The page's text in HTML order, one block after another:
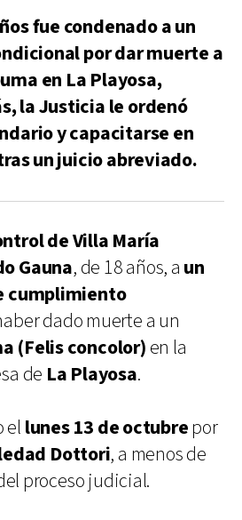
fue condenado a un
por dar muerte a
en La Playosa,
la Justicia le ordenó
y capacitarse en
un juicio abreviado.
de Villa María
Gauna, de 18 años, a un
cumplimiento
dado muerte a un
(Felis concolor) en la
de La Playosa.
el lunes 13 de octubrepor
Dottori, a menos de
proceso judicial.